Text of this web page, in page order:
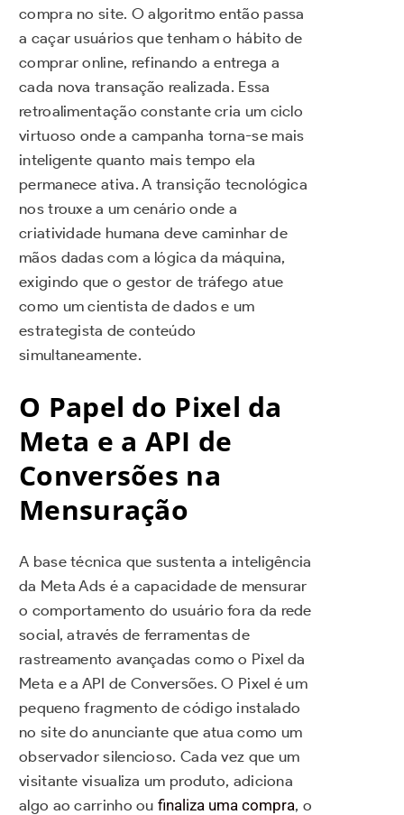
compra no site. O algoritmo então passa
a caçar usuários que tenham o hábito de
comprar online, refinando a entrega a
cada nova transação realizada. Essa
retroalimentação constante cria um ciclo
virtuoso onde a campanha torna-se mais
inteligente quanto mais tempo ela
permanece ativa. A transição tecnológica
nos trouxe a um cenário onde a
criatividade humana deve caminhar de
mãos dadas com a lógica da máquina,
exigindo que o gestor de tráfego atue
como um cientista de dados e um
estrategista de conteúdo
simultaneamente.
O Papel do Pixel da
Meta e a API de
Conversões na
Mensuração
A base técnica que sustenta a inteligência
da Meta Ads é a capacidade de mensurar
o comportamento do usuário fora da rede
social, através de ferramentas de
rastreamento avançadas como o Pixel da
Meta e a API de Conversões. O Pixel é um
pequeno fragmento de código instalado
no site do anunciante que atua como um
observador silencioso. Cada vez que um
visitante visualiza um produto, adiciona
algo ao carrinho oufinaliza uma compra, o